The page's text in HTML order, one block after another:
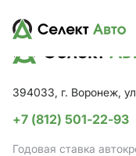
394033, г. Воронеж,
+7 (812) 501-22-93
Годовая ставка